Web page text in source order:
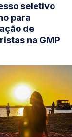
seletivo
para
de
na GMP